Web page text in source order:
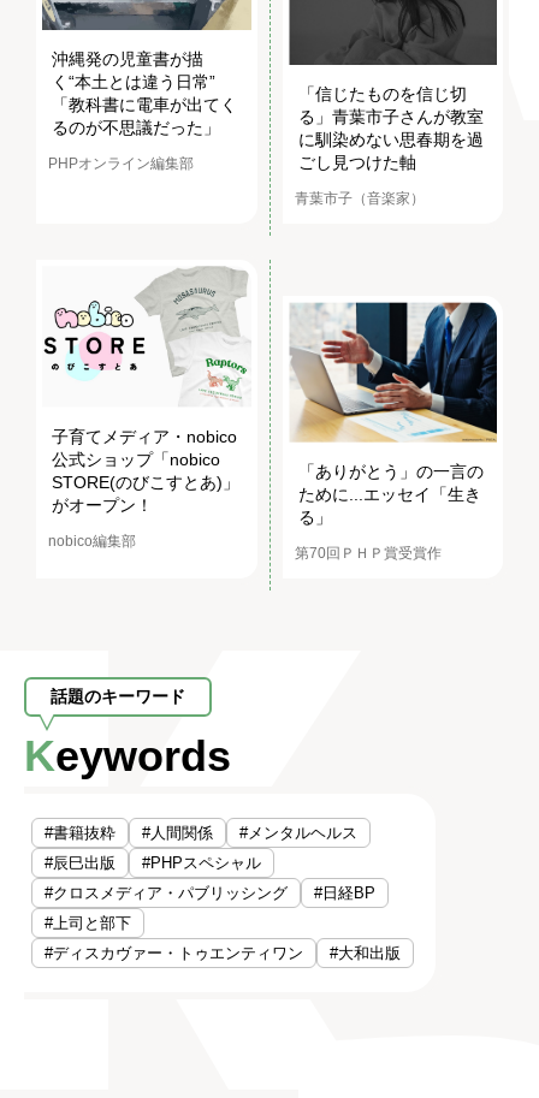
沖縄発の児童書が描
く“本土とは違う日常”
「教科書に電車が出てく
るのが不思議だった」
PHPオンライン編集部
「信じたものを信じ切
る」青葉市子さんが教室
に馴染めない思春期を過
ごし見つけた軸
青葉市子（音楽家）
子育てメディア・nobico
公式ショップ「nobico
STORE(のびこすとあ)」
がオープン！
nobico編集部
「ありがとう」の一言の
ために...エッセイ「生き
る」
第70回ＰＨＰ賞受賞作
話題のキーワード
Keywords
#書籍抜粋 #人間関係
#メンタルヘルス
#辰巳出版
#PHPスペシャル
#クロスメディア・パブリッシング
#日経BP
#上司と部下
#ディスカヴァー・トゥエンティワン
#大和出版